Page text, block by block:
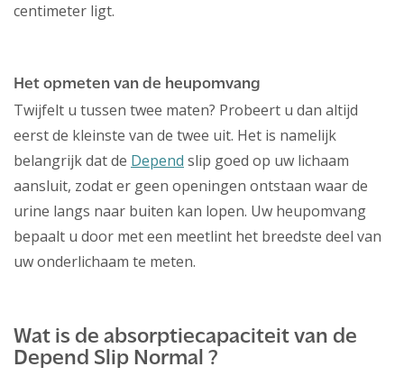
centimeter ligt.
Het opmeten van de heupomvang
Twijfelt u tussen twee maten? Probeert u dan altijd
eerst de kleinste van de twee uit. Het is namelijk
belangrijk dat de Depend slip goed op uw lichaam
aansluit, zodat er geen openingen ontstaan waar de
urine langs naar buiten kan lopen. Uw heupomvang
bepaalt u door met een meetlint het breedste deel van
uw onderlichaam te meten.
Wat is de absorptiecapaciteit van de
Depend Slip Normal ?